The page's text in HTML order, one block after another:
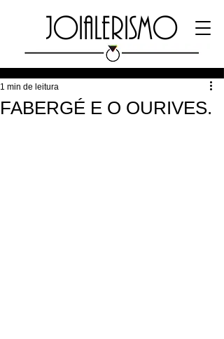
JOIALERISMO
FABERGÉ E O OURIVES.
1 min de leitura